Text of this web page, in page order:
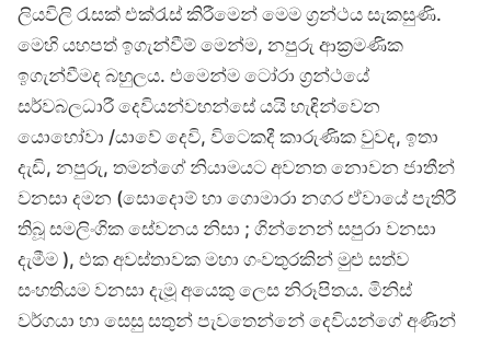
ලියවිලි රැසක් එක්රැස් කිරීමෙන් මෙම ග්‍රන්ථය සැකසුණි.
මෙහි යහපත් ඉගැන්වීම් මෙන්ම, නපුරු ආක්‍රමණික
ඉගැන්වීමද බහුලය. එමෙන්ම ටෝරා ග්‍රන්ථයේ
සර්වබලධාරී දෙවියන්වහන්සේ යයි හැඳින්වෙන
යොහෝවා /යාවේ දෙවි, විටෙකදී කාරුණික වුවද, ඉතා
දැඩි, නපුරු, තමන්ගේ නියාමයට අවනත නොවන ජාතීන්
වනසා දමන (සොදොම් හා ගොමාරා නගර ඒවායේ පැතිරී
තිබූ සමලිංගික සේවනය නිසා ; ගින්නෙන් සපුරා වනසා
දැමීම ), එක අවස්තාවක මහා ගංවතුරකින් මුළු සත්ව
සංහතියම වනසා දැමූ අයෙකු ලෙස නිරූපිතය. මිනිස්
වර්ගයා හා සෙසු සතුන් පැවතෙන්නේ දෙවියන්ගේ අණින්